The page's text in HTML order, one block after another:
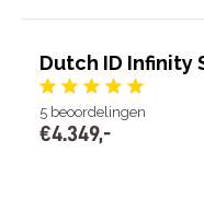
Dutch ID Infinity
5 beoordelingen
€4.349,-